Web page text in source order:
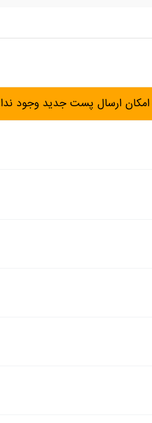
ارسال پست جدید وجود